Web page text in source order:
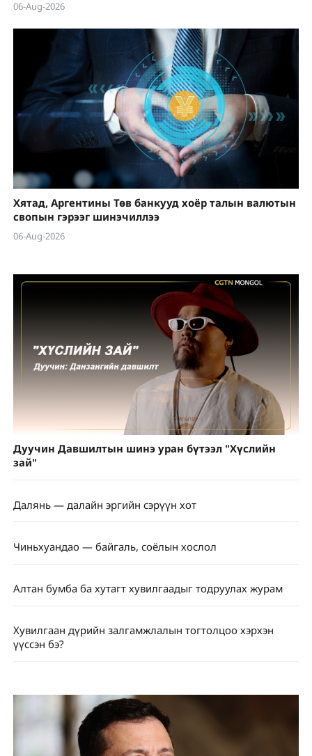
06-Aug-2026
Хятад, Аргентины Төв банкууд хоёр талын валютын
свопын гэрээг шинэчиллээ
06-Aug-2026
Дуучин Давшилтын шинэ уран бүтээл "Хүслийн
зай"
Далянь — далайн эргийн сэрүүн хот
Чиньхуандао — байгаль, соёлын хослол
Алтан бумба ба хутагт хувилгаадыг тодруулах журам
Хувилгаан дүрийн залгамжлалын тогтолцоо хэрхэн
үүссэн бэ?